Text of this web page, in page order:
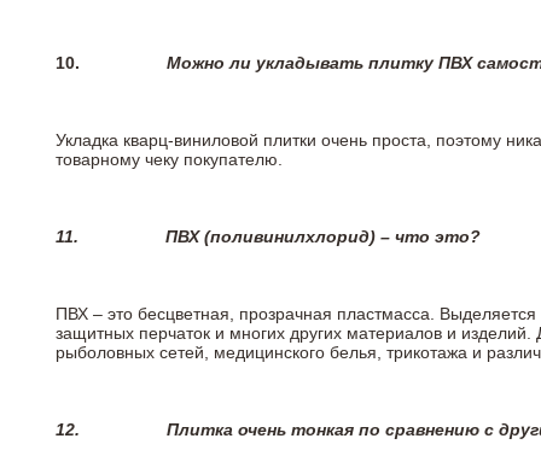
10. Можно ли укладывать плитку ПВХ
Укладка кварц-виниловой плитки очень проста, поэтому
товарному чеку покупателю.
11. ПВХ (поливинилхлорид) – что это?
ПВХ – это бесцветная, прозрачная пластмасса.
защитных перчаток и многих других материалов и
рыболовных сетей, медицинского белья, трикотажа и
12. Плитка очень тонкая по сравнению с